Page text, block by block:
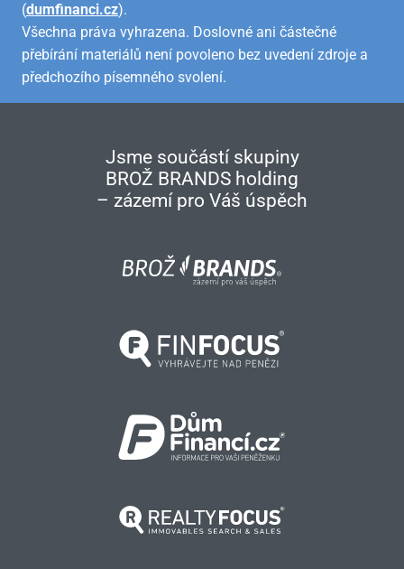
(dumfinanci.cz).
Všechna práva vyhrazena. Doslovné ani částečné
přebírání materiálů není povoleno bez uvedení zdroje a
předchozího písemného svolení.
Jsme součástí skupiny
BROŽ BRANDS holding
– zázemí pro Váš úspěch